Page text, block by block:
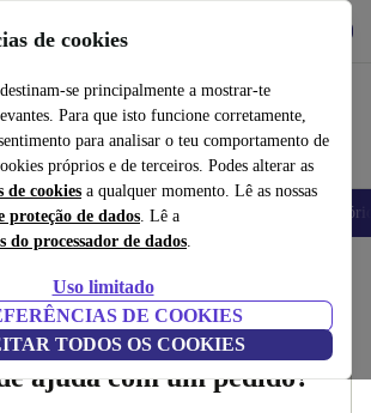
de cookies
se principalmente a mostrar-te
Para que isto funcione corretamente,
para analisar o teu comportamento de
próprios e de terceiros. Podes alterar as
de cookies a qualquer momento. Lê as nossas
proteção de dados. Lê a
do processador de dados.
Uso limitado
DE COOKIES
TODOS OS COOKIES
forma rápida e fácil
Portáteis Tablets
ajuda com um pedido?